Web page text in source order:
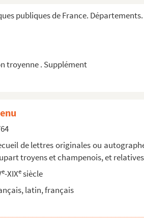
publiques de France.
troyenne . Supplément
et 27 mai 1766 ; p...
crédit de 400,000 fra...
13 vendémia...
de lettres originales ou
troyens et champenois, et
e-XIXesiècle
latin, français